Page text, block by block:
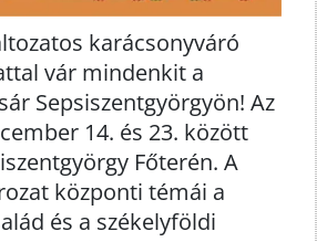
karácsonyváró
vár mindenkit a
Sepsiszentgyörgyön! Az
14. és 23. között
Főterén. A
központi témái a
és a székelyföldi